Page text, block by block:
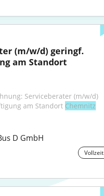
(m/w/d) geringf.
Serviceberater (m/w/d)
am Standort Chemnitz
D GmbH
Vollzeit